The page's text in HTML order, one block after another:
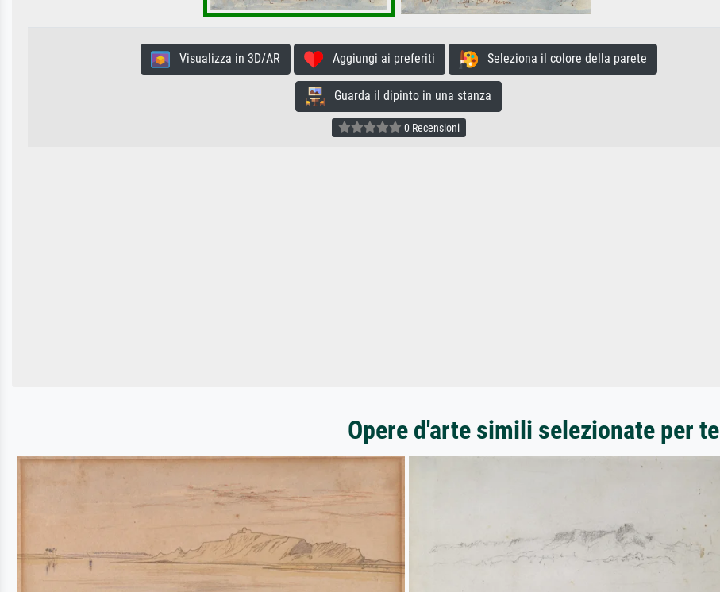
Visualizza in 3D/AR Aggiungi ai preferiti Seleziona il colore della parete
Guarda il dipinto in una stanza
0 Recensioni
Opere d'arte simili selezionate per te